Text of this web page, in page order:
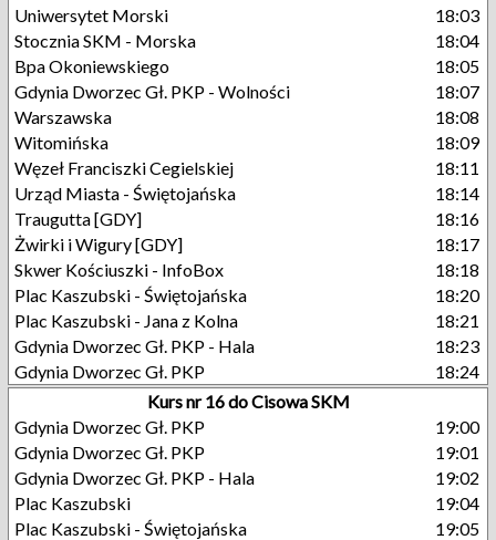
Uniwersytet Morski
18:03
Stocznia SKM - Morska
18:04
Bpa Okoniewskiego
18:05
Gdynia Dworzec Gł. PKP - Wolności
18:07
Warszawska
18:08
Witomińska
18:09
Węzeł Franciszki Cegielskiej
18:11
Urząd Miasta - Świętojańska
18:14
Traugutta [GDY]
18:16
Żwirki i Wigury [GDY]
18:17
Skwer Kościuszki - InfoBox
18:18
Plac Kaszubski - Świętojańska
18:20
Plac Kaszubski - Jana z Kolna
18:21
Gdynia Dworzec Gł. PKP - Hala
18:23
Gdynia Dworzec Gł. PKP
18:24
Kurs nr 16 do Cisowa SKM
Gdynia Dworzec Gł. PKP
19:00
Gdynia Dworzec Gł. PKP
19:01
Gdynia Dworzec Gł. PKP - Hala
19:02
Plac Kaszubski
19:04
Plac Kaszubski - Świętojańska
19:05